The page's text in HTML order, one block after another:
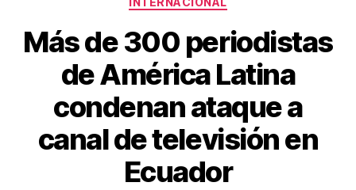
k
Más de 300 periodistas
de América Latina
condenan ataque a
canal de televisión en
Ecuador